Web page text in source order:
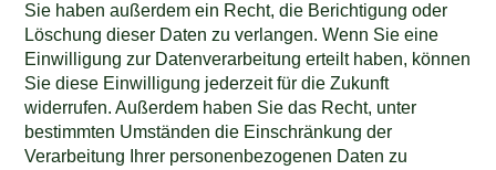
Sie haben außerdem ein Recht, die Berichtigung oder
Löschung dieser Daten zu verlangen. Wenn Sie eine
Einwilligung zur Datenverarbeitung erteilt haben, können
Sie diese Einwilligung jederzeit für die Zukunft
widerrufen. Außerdem haben Sie das Recht, unter
bestimmten Umständen die Einschränkung der
Verarbeitung Ihrer personenbezogenen Daten zu